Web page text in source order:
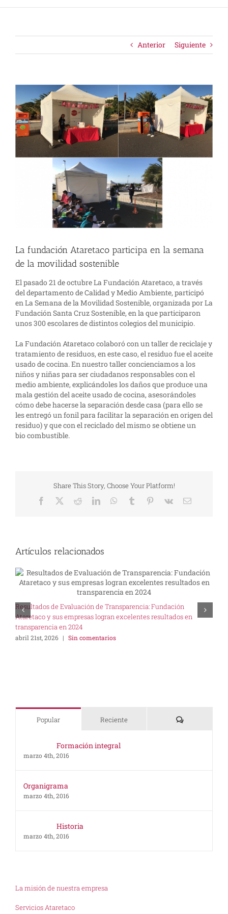
Anterior Siguiente
imagen
más
grande
La fundación Ataretaco participa en la semana
de la movilidad sostenible
El pasado 21 de octubre La Fundación Ataretaco, a través
del departamento de Calidad y Medio Ambiente, participó
en La Semana de la Movilidad Sostenible, organizada por La
Fundación Santa Cruz Sostenible, en la que participaron
unos 300 escolares de distintos colegios del municipio.
La Fundación Ataretaco colaboró con un taller de reciclaje y
tratamiento de residuos, en este caso, el residuo fue el aceite
usado de cocina. En nuestro taller concienciamos a los
niños y niñas para ser ciudadanos responsables con el
medio ambiente, explicándoles los daños que produce una
mala gestión del aceite usado de cocina, asesorándoles
cómo debe hacerse la separación desde casa (para ello se
les entregó un fonil para facilitar la separación en origen del
residuo) y que con el reciclado del mismo se obtiene un
bio combustible.
Share This Story, Choose Your Platform!
Facebook RedditLinkedInWhatsApp
Tumblr Pinterest
Vk
Correo
Artículos relacionados
Resultados de Evaluación de Transparencia: Fundación
Ataretaco y sus empresas logran excelentes resultados en
transparencia en 2024
abril 21st, 2026 | Sin comentarios
Popular Reciente Comentarios
Formación integral
marzo 4th, 2016
Organigrama
marzo 4th, 2016
Historia
marzo 4th, 2016
La misión de nuestra empresa
Servicios Ataretaco